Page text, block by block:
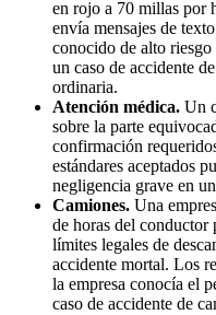
en rojo a 70 millas por
envía mensajes de
conocido de alto
un caso de accidente
ordinaria.
Atención médica. Un
sobre la parte
confirmación
estándares aceptados
negligencia grave en
Camiones. Una
de horas del conductor
límites legales de
accidente mortal. Los
la empresa conocía el
caso de accidente de